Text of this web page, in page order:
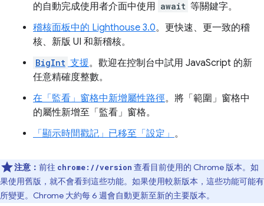
的自動完成使用者介面中使用 await 等關鍵字。
稽核面板中的 Lighthouse 3.0。更快速、更一致的稽
核、新版 UI 和新稽核。
BigInt 支援。歡迎在控制台中試用 JavaScript 的新
任意精確度整數。
在「監看」窗格中新增屬性路徑。將「範圍」窗格中
的屬性新增至「監看」窗格。
「顯示時間戳記」已移至「設定」 。
注意： 前往 chrome://version 查看目前使用的 Chrome 版本。如
果使用舊版，就不會看到這些功能。如果使用較新版本，這些功能可能有
所變更。Chrome 大約每 6 週會自動更新至新的主要版本。